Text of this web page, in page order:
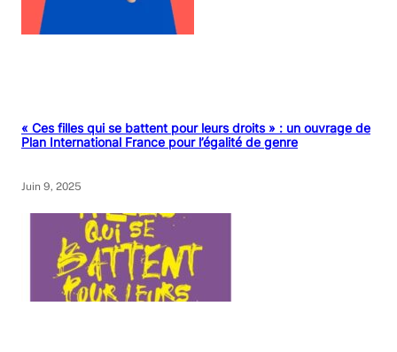
« Ces filles qui se battent pour leurs droits » : un ouvrage de
Plan International France pour l’égalité de genre
Juin 9, 2025